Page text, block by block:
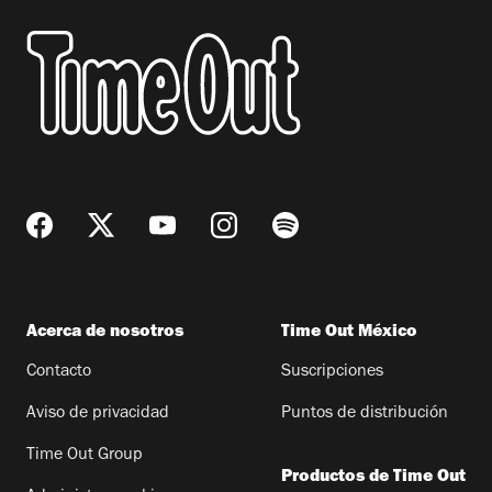
Acerca de nosotros
Contacto
Aviso de privacidad
Time Out Group
Time Out México
Suscripciones
Puntos de distribución
Productos de Time Out